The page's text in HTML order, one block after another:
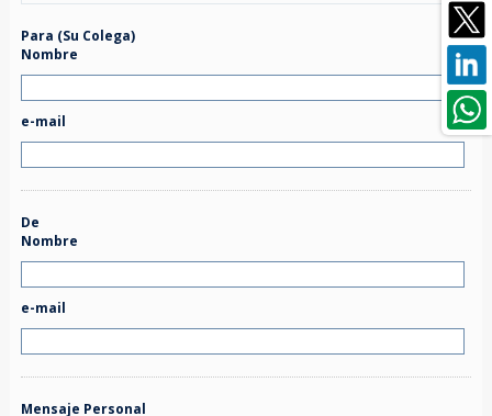
Para (Su Colega)
Nombre
e-mail
De
Nombre
e-mail
Mensaje Personal